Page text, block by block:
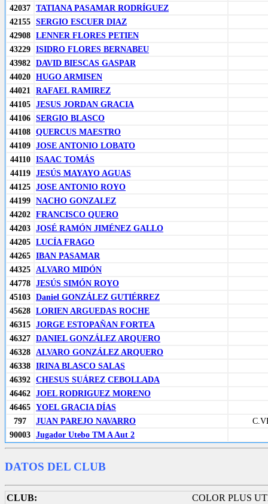
42037 TATIANA PASAMAR RODRÍGUEZ
42155 SERGIO ESCUER DIAZ
42908 LENNER FLORES PETIEN
43229 ISIDRO FLORES BERNABEU
43982 DAVID BIESCAS GASPAR
44020 HUGO ARMISEN
44021 RAFAEL RAMIREZ
44105 JESUS JORDAN GRACIA
44106 SERGIO BLASCO
44108 QUERCUS MAESTRO
44109 JOSE ANTONIO LOBATO
44110 ISAAC TOMÁS
44119 JESÚS MAYAYO AGUAS
44125 JOSE ANTONIO ROYO
44199 NACHO GONZALEZ
44202 FRANCISCO QUERO
44203 JOSÉ RAMÓN JIMÉNEZ GALLO
44205 LUCÍA FRAGO
44265 IBAN PASAMAR
44325 ALVARO MIDÓN
44778 JESÚS SIMÓN ROYO
45103 Daniel GONZÁLEZ GUTIÉRREZ
45628 LORIEN ARGUEDAS ROCHE
46315 JORGE ESTOPAÑAN FORTEA
46327 DANIEL GONZÁLEZ ARQUERO
46328 ALVARO GONZÁLEZ ARQUERO
46338 IRINA BLASCO SALAS
46392 CHESUS SUÁREZ CEBOLLADA
46462 JOEL RODRIGUEZ MORENO
46465 YOEL GRACIA DÍAS
797
JUAN PAREJO NAVARRO
90003 Jugador Utebo TM A Aut 2
DATOS DEL CLUB
CLUB: COLOR PLUS